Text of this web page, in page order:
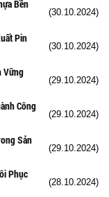
Bền
(30.10.2024)
Pin
(30.10.2024)
Vững
(29.10.2024)
Công
(29.10.2024)
Sản
(29.10.2024)
Phục
(28.10.2024)